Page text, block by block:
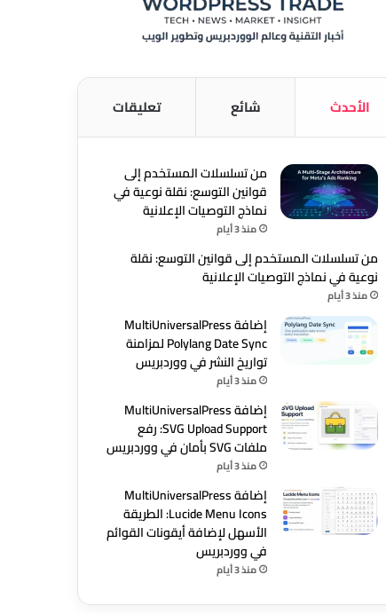
الأحدث شائع تعليقات
من تسلسلات المستخدم إلى
قوانين التوسع: نقلة نوعية في
نماذج التوصيات الإعلانية
منذ 3 أيام
من تسلسلات المستخدم إلى قوانين التوسع: نقلة
نوعية في نماذج التوصيات الإعلانية
منذ 3 أيام
إضافة MultiUniversalPress
Polylang Date Sync لمزامنة
تواريخ النشر في ووردبريس
منذ 3 أيام
إضافة MultiUniversalPress
SVG Upload Support: رفع
ملفات SVG بأمان في ووردبريس
منذ 3 أيام
إضافة MultiUniversalPress
Lucide Menu Icons: الطريقة
الأسهل لإضافة أيقونات القوائم
في ووردبريس
منذ 3 أيام